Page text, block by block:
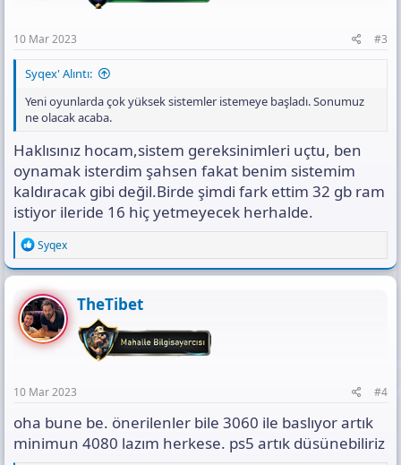
10 Mar 2023 #3
Syqex' Alıntı:
Yeni oyunlarda çok yüksek sistemler istemeye başladı. Sonumuz
ne olacak acaba.
Haklısınız hocam,sistem gereksinimleri uçtu, ben
oynamak isterdim şahsen fakat benim sistemim
kaldıracak gibi değil.Birde şimdi fark ettim 32 gb ram
istiyor ileride 16 hiç yetmeyecek herhalde.
R
e
a
c
t
i
o
n
Syqex
TheTibet
10 Mar 2023 #4
oha bune be. önerilenler bile 3060 ile baslıyor artık
minimun 4080 lazım herkese. ps5 artık düsünebiliriz